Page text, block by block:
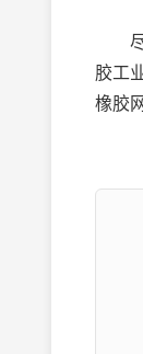
尽
胶工
橡胶